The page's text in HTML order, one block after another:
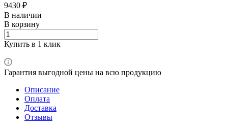
9430 ₽
В наличии
В корзину
Купить в 1 клик
Гарантия выгодной цены на всю продукцию
Описание
Оплата
Доставка
Отзывы